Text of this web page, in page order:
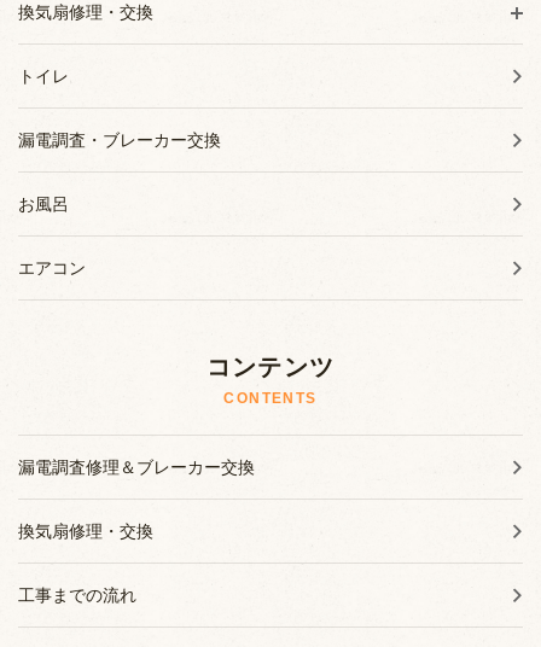
換気扇修理・交換
トイレ
漏電調査・ブレーカー交換
お風呂
エアコン
コンテンツ
CONTENTS
漏電調査修理＆ブレーカー交換
換気扇修理・交換
工事までの流れ